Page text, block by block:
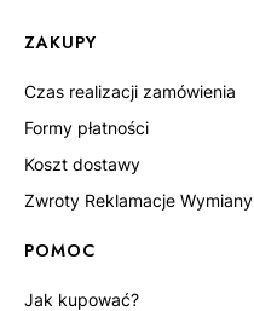
Linki w stopce
ZAKUPY
Czas realizacji zamówienia
Formy płatności
Koszt dostawy
Zwroty Reklamacje Wymiany
POMOC
Jak kupować?